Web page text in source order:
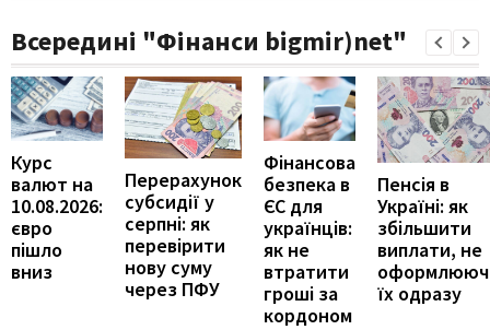
Всередині "Фінанси bigmir)net"
Курс
валют на
10.08.2026:
євро
пішло
вниз
Перерахунок
субсидії у
серпні: як
перевірити
нову суму
через ПФУ
Фінансова
безпека в
ЄС для
українців:
як не
втратити
гроші за
кордоном
Пенсія в
Україні: як
збільшити
виплати, не
їх одразу